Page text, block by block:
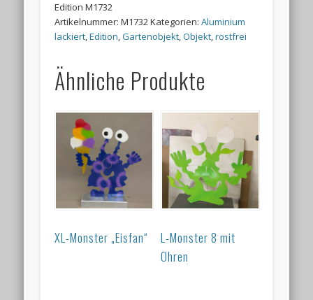
Edition M1732
Artikelnummer:M1732Kategorien:Aluminium
lackiert,Edition,Gartenobjekt,Objekt,rostfrei
Ähnliche Produkte
XL-Monster „Eisfan“
L-Monster 8 mit
Ohren